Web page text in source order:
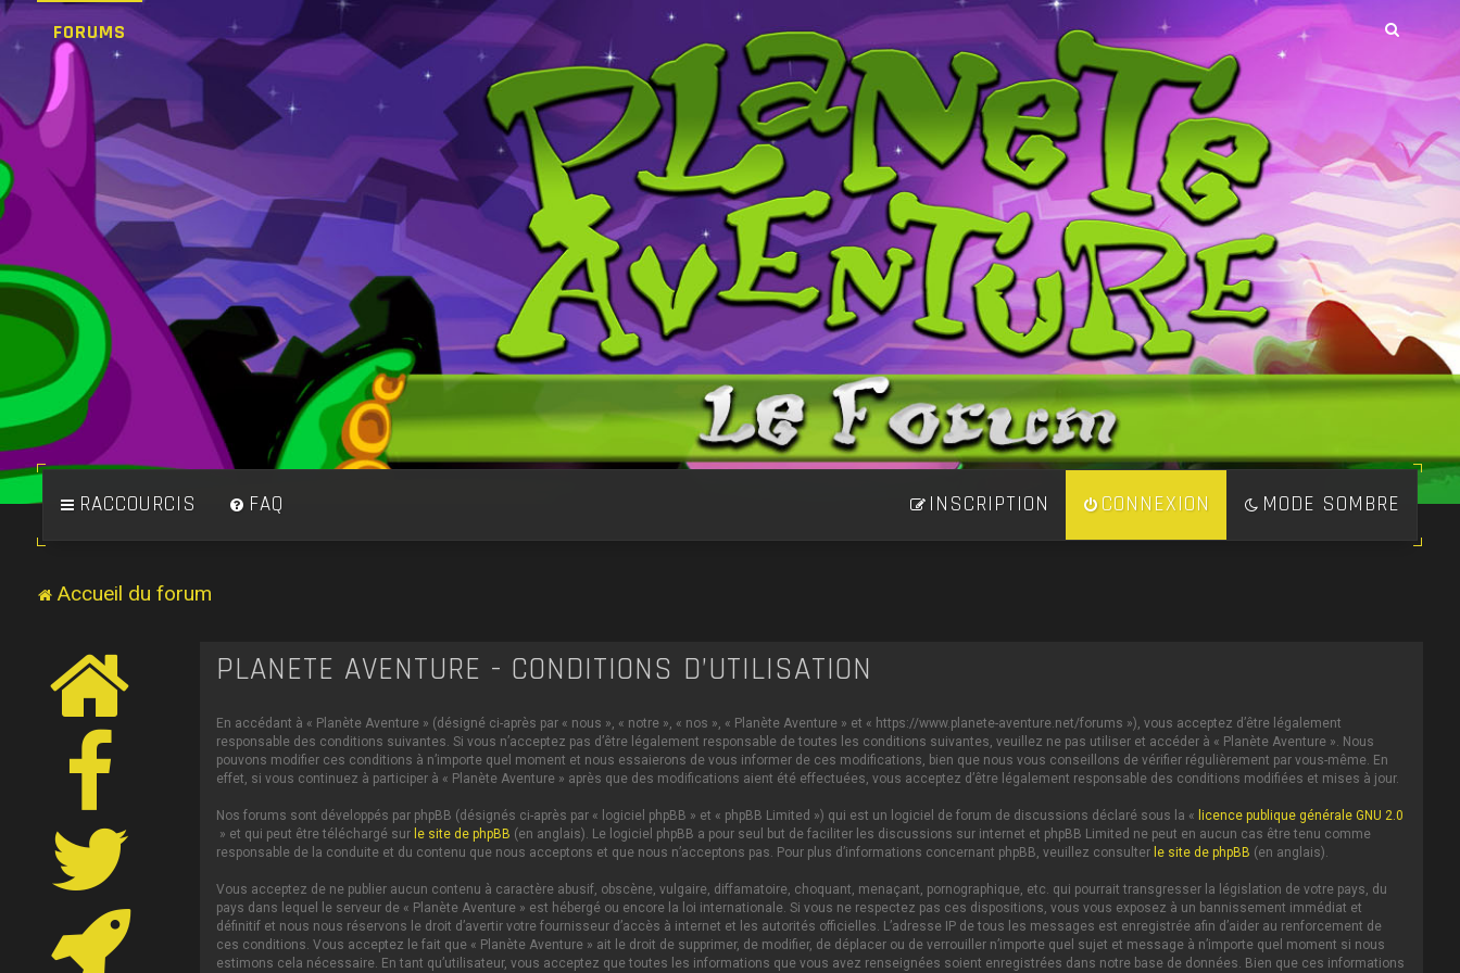
FORUMS
RACCOURCIS MODE SOMBRE
FAQ CONNEXION
INSCRIPTION
Accueil du forum
PLANÈTE AVENTURE - CONDITIONS D’UTILISATION
En accédant à « Planète Aventure » (désigné ci-après par « nous », « notre », « nos », « Planète Aventure » et « https://www.planete-aventure.net/forums »), vous acceptez d’être légalement
responsable des conditions suivantes. Si vous n’acceptez pas d’être légalement responsable de toutes les conditions suivantes, veuillez ne pas utiliser et accéder à « Planète Aventure ». Nous
pouvons modifier ces conditions à n’importe quel moment et nous essaierons de vous informer de ces modifications, bien que nous vous conseillons de vérifier régulièrement par vous-même. En
effet, si vous continuez à participer à « Planète Aventure » après que des modifications aient été effectuées, vous acceptez d’être légalement responsable des conditions modifiées et mises à jour.
Nos forums sont développés par phpBB (désignés ci-après par « logiciel phpBB » et « phpBB Limited ») qui est un logiciel de forum de discussions déclaré sous la « licence publique générale GNU 2.0
» et qui peut être téléchargé sur le site de phpBB (en anglais). Le logiciel phpBB a pour seul but de faciliter les discussions sur internet et phpBB Limited ne peut en aucun cas être tenu comme
responsable de la conduite et du contenu que nous acceptons et que nous n’acceptons pas. Pour plus d’informations concernant phpBB, veuillez consulter le site de phpBB (en anglais).
Vous acceptez de ne publier aucun contenu à caractère abusif, obscène, vulgaire, diffamatoire, choquant, menaçant, pornographique, etc. qui pourrait transgresser la législation de votre pays, du
pays dans lequel le serveur de « Planète Aventure » est hébergé ou encore la loi internationale. Si vous ne respectez pas ces dispositions, vous vous exposez à un bannissement immédiat et
définitif et nous nous réservons le droit d’avertir votre fournisseur d’accès à internet et les autorités officielles. L’adresse IP de tous les messages est enregistrée afin d’aider au renforcement de
ces conditions. Vous acceptez le fait que « Planète Aventure » ait le droit de supprimer, de modifier, de déplacer ou de verrouiller n’importe quel sujet et message à n’importe quel moment si nous
estimons cela nécessaire. En tant qu’utilisateur, vous acceptez que toutes les informations que vous avez renseignées soient enregistrées dans notre base de données. Bien que ces informations